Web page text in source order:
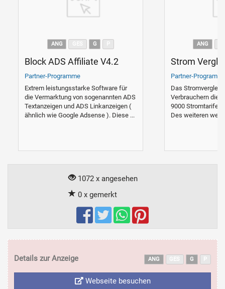
ANG G
Block ADS Affiliate V4.2
Partner-Programme
Extrem leistungsstarke Software für
die Vermarktung von sogenannten ADS
Textanzeigen und ADS Linkanzeigen (
ähnlich wie Google Adsense ). Diese ...
ANG
Strom
Partner-
Das
Verbrauchern die
9000 Stromtarife
Des weiteren
1072 x angesehen
0 x gemerkt
Details zur Anzeige ANG G
Webseite besuchen